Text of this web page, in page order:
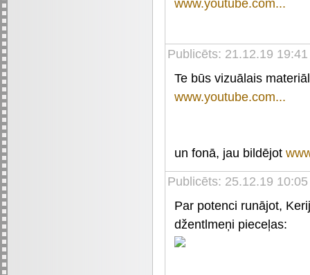
www.youtube.com...
Publicēts: 21.12.19
Te būs vizuālais
www.youtube.com...
un fonā, jau bildējot
Publicēts: 25.12.19
Par potenci runājot,
džentlmeņi pieceļas: